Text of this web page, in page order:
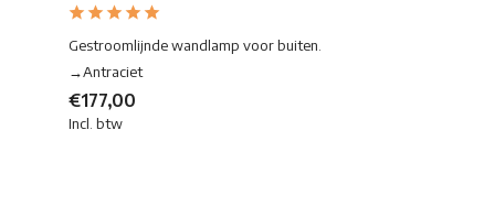
Gestroomlijnde wandlamp voor buiten.
→Antraciet
€177,00
Incl. btw